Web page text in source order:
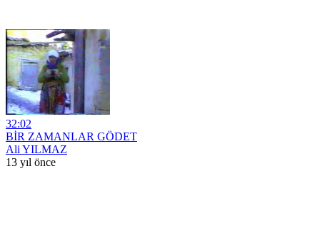
32:02
BİR ZAMANLAR GÖDET
Ali YILMAZ
13 yıl önce